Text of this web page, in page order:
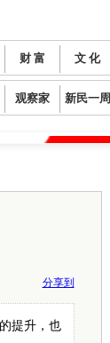
财 富 文 化
观察家 新民一周
分享到
提升，也